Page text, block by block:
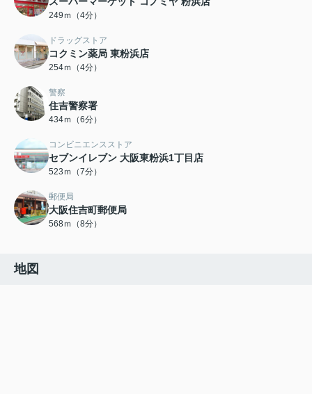
249ｍ（4分）
ドラッグストア
コクミン薬局 東粉浜店
254ｍ（4分）
警察
住吉警察署
434ｍ（6分）
コンビニエンスストア
セブンイレブン 大阪東粉浜1丁目店
523ｍ（7分）
郵便局
大阪住吉町郵便局
568ｍ（8分）
地図